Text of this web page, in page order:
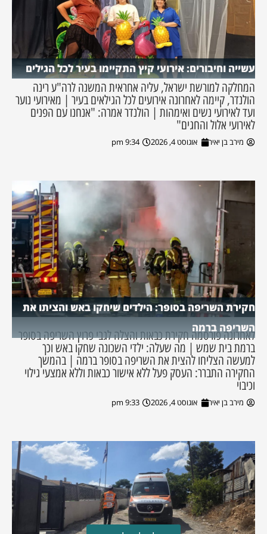
עשייה וחיבורים: אירועי קיץ התקיימו בעיר לכל הגילים
המחלקה למורשת ישראל, עליה אחראית המשנה לרה"ע רינה
הולנדר, קיימה לאחרונה אירועים לכל הגילאים בעיר | מאירועי נוער
ועד לאירועי נשים ואימהות | הולנדר אמרה: "אנחנו עם הפנים
לאירועי אלול והחגים"
מירב בן יאיר אוגוסט 4, 2026 9:34 pm
חקירת השריפה בסופר: הילדים שיחקו באש והציתו את
השריפה ברמה
לאחרונה פורסמה חקירת כבאות והצלה לגבי פרוץ השריפה בסופר
ברמת בית שמש | מה שעלה: ילדי השכונה שחקו באש וכך
למעשה הצליחו להצית את השריפה בסופר ברמה | בהמשך
החקירה התברר: העסק פעל ללא אישור כבאות וללא אמצעי גילוי
וכיבוי
מירב בן יאיר אוגוסט 4, 2026 9:33 pm